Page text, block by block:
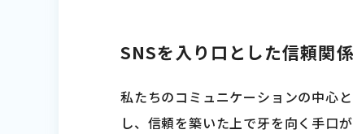
SNSを入り口とした信頼関
私たちのコミュニケーションの中心
し、信頼を築いた上で牙を向く手口が